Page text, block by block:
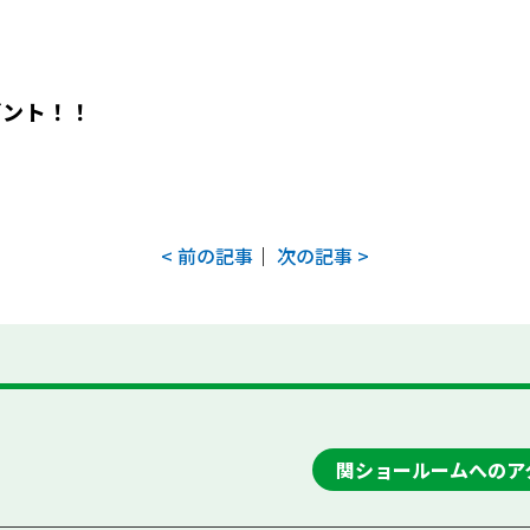
ト！！
< 前の記事 ｜ 次の記事 >
関ショールームへの